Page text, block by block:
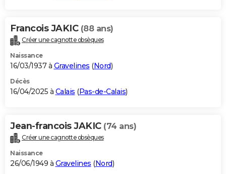
Carte de Noël
Carte Bonne année
Carte Saint-Valentin
Carte Pâques
Carte d'anniversaire
DICTIONNAIRE
Dictionnaire
Biographies
Citations
Expressions
Proverbes
PROGRAMME TV
S'inscrire
Se connecter
Lycées
Collèges
Primaires
Universités
Entreprises
Service militaire
Avis de recherche
AVIS DE DÉCÈS
Bricolage
Lifestyle
Culture
Sport
Auto
Television
Voyage
Cinema
Francois JAKIC (88 ans)
Créer une cagnotte obsèques
Naissance
16/03/1937 à Gravelines (Nord)
Décès
16/04/2025 à Calais (Pas-de-Calais)
Jean-francois JAKIC (74 ans)
Créer une cagnotte obsèques
Naissance
26/06/1949 à Gravelines (Nord)